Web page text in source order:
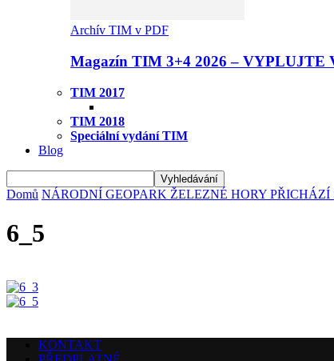
Archív TIM v PDF
Magazín TIM 3+4 2026 – VYPLUJTE
TIM 2017
TIM 2018
Speciální vydání TIM
Blog
Domů NÁRODNÍ GEOPARK ŽELEZNÉ HORY
6_5
KONTAKT